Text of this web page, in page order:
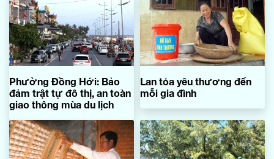
Phường Đồng Hới: Bảo
đảm trật tự đô thị, an toàn
giao thông mùa du lịch
Lan tỏa yêu thương đến
mỗi gia đình